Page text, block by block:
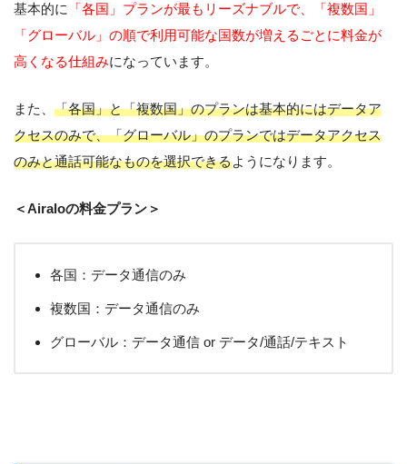
基本的に
「各国」プランが最もリーズナブルで、「複数国」
「グローバル」の順で利用可能な国数が増えるごとに料金が
高くなる仕組みになっています。
また、 「各国」と「複数国」のプランは基本的にはデータア
クセスのみで、「グローバル」のプランではデータアクセス
のみと通話可能なものを選択できるようになります。
＜Airaloの料金プラン＞
各国：データ通信のみ
複数国：データ通信のみ
グローバル：データ通信 or データ/通話/テキスト